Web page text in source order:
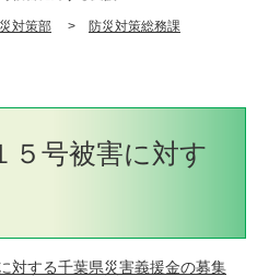
対策部 > 防災対策総務課
５号被害に対す
対する千葉県災害義援金の募集